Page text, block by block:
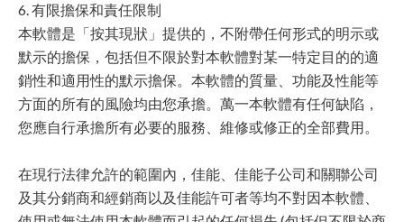
6. 有限擔保和責任限制
本軟體是「按其現狀」提供的，不附帶任何形式的明示或
默示的擔保，包括但不限於對本軟體對某一特定目的的適
銷性和適用性的默示擔保。本軟體的質量、功能及性能等
方面的所有的風險均由您承擔。萬一本軟體有任何缺陷，
您應自行承擔所有必要的服務、維修或修正的全部費用。
在現行法律允許的範圍內，佳能、佳能子公司和關聯公司
及其分銷商和經銷商以及佳能許可者等均不對因本軟體、